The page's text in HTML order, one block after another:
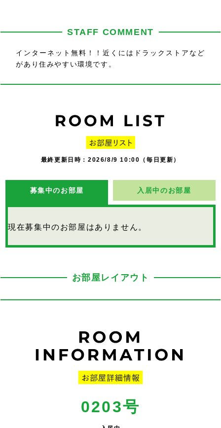
STAFF COMMENT
インターネット無料！！近くにはドラックストアなど
があり住みやすい環境です。
最終更新日時：2026/8/9 10:00（毎日更新）
募集中のお部屋 入居中のお部屋
現在募集中のお部屋はありません。
お部屋レイアウト
0203号